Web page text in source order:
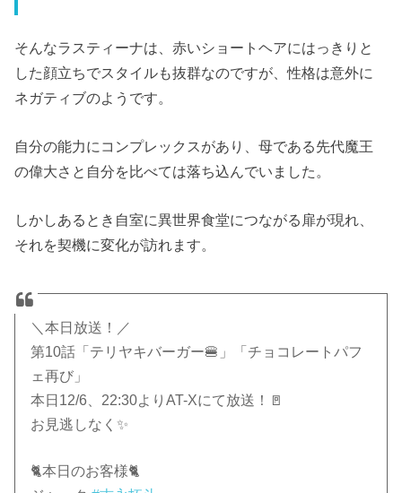
そんなラスティーナは、赤いショートヘアにはっきりと
した顔立ちでスタイルも抜群なのですが、性格は意外に
ネガティブのようです。
自分の能力にコンプレックスがあり、母である先代魔王
の偉大さと自分を比べては落ち込んでいました。
しかしあるとき自室に異世界食堂につながる扉が現れ、
それを契機に変化が訪れます。
＼本日放送！／
第10話「テリヤキバーガー🍔」「チョコレートパフ
ェ再び」
本日12/6、22:30よりAT-Xにて放送！🚪
お見逃しなく✨
🐈本日のお客様🐈